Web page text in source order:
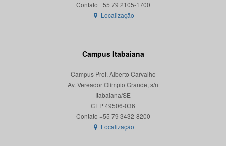
Localização
Campus Itabaiana
Campus Prof. Alberto Carvalho
Av. Vereador Olímpio Grande, s/n
Itabaiana/SE
CEP 49506-036
Localização